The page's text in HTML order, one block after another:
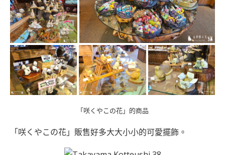
「咲くやこの花」的商品
「咲くやこの花」販售好多大大小小的可愛擺飾。